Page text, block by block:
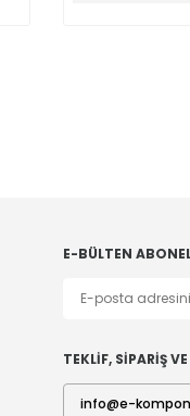
E-BÜLTEN
TEKLİF, SİPARİŞ